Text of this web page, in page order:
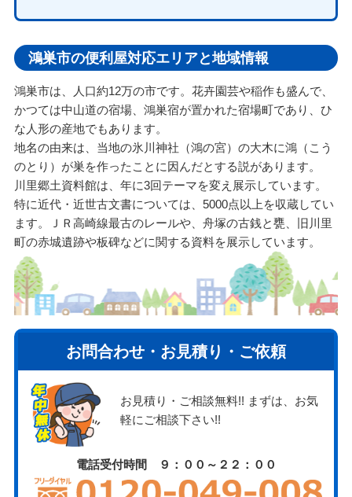
鴻巣市の便利屋対応エリアと地域情報
鴻巣市は、人口約12万の市です。花卉園芸や稲作も盛んで、
かつては中山道の宿場、鴻巣宿が置かれた宿場町であり、ひ
な人形の産地でもあります。
地名の由来は、当地の氷川神社（鴻の宮）の大木に鴻（こう
のとり）が巣を作ったことに因んだとする説があります。
川里郷土資料館は、年に3回テーマを変え展示しています。
特に近代・近世古文書については、5000点以上を収蔵してい
ます。ＪＲ高崎線最古のレールや、舟塚の古銭と甕、旧川里
町の赤城遺跡や板碑などに関する資料を展示しています。
お問合わせ・お見積り・ご依頼
お見積り・ご相談無料!! まずは、お気
軽にご相談下さい!!
電話受付時間 ９：００～２２：００